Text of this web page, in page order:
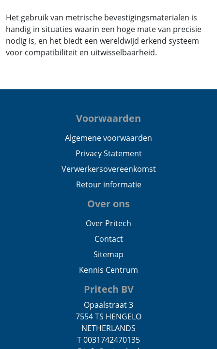
Het gebruik van metrische bevestigingsmaterialen is
handig in situaties waarin een hoge mate van precisie
nodig is, en het biedt een wereldwijd erkend systeem
voor compatibiliteit en uitwisselbaarheid.
Voorwaarden
Algemene voorwaarden
Privacy Statement
Verwerkersovereenkomst
Retour informatie
Over ons
Over Pritech
Contact
Sitemap
Kennis Centrum
Pritech BV
Opaalstraat 3
7554 TS HENGELO
NETHERLANDS
T 0031742470135